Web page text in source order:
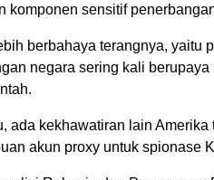
komponen sensitif
berbahaya terangnya, yaitu
negara sering kali berupaya
ada kekhawatiran lain
akun proxy untuk spionase